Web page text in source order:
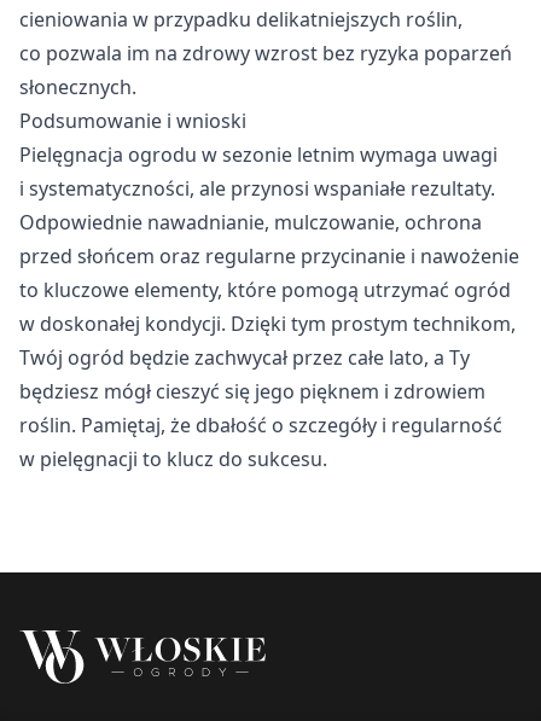
cieniowania w przypadku delikatniejszych roślin,
co pozwala im na zdrowy wzrost bez ryzyka poparzeń
słonecznych.
Podsumowanie i wnioski
Pielęgnacja ogrodu w sezonie letnim wymaga uwagi
i systematyczności, ale przynosi wspaniałe rezultaty.
Odpowiednie nawadnianie, mulczowanie, ochrona
przed słońcem oraz regularne przycinanie i nawożenie
to kluczowe elementy, które pomogą utrzymać ogród
w doskonałej kondycji. Dzięki tym prostym technikom,
Twój ogród będzie zachwycał przez całe lato, a Ty
będziesz mógł cieszyć się jego pięknem i zdrowiem
roślin. Pamiętaj, że dbałość o szczegóły i regularność
w pielęgnacji to klucz do sukcesu.